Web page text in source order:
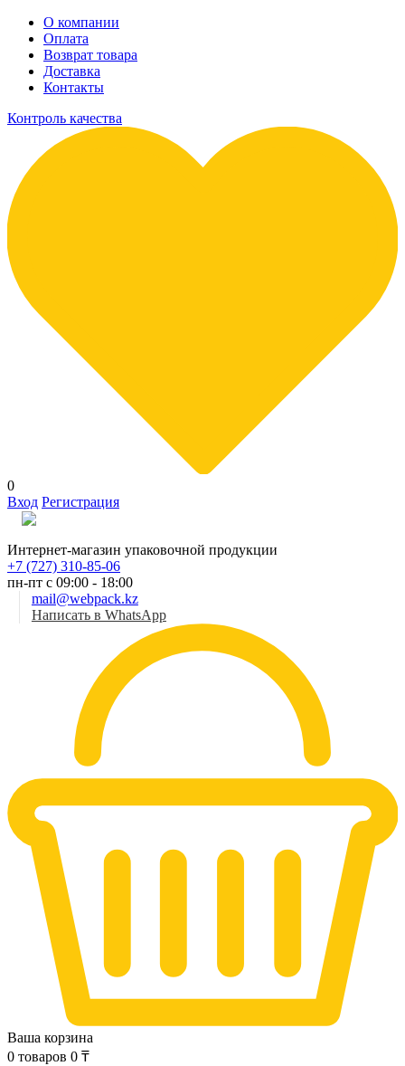
О компании
Оплата
Возврат товара
Доставка
Контакты
Контроль качества
0
Вход Регистрация
Интернет-магазин упаковочной продукции
+7 (727) 310-85-06
пн-пт с 09:00 - 18:00
mail@webpack.kz
Написать в WhatsApp
Ваша корзина
0 товаров 0 ₸